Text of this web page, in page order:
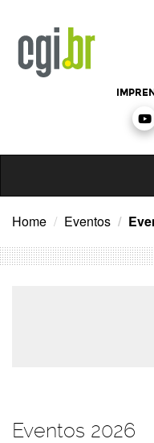
conteúdo
Home Eventos
Eventos 2026